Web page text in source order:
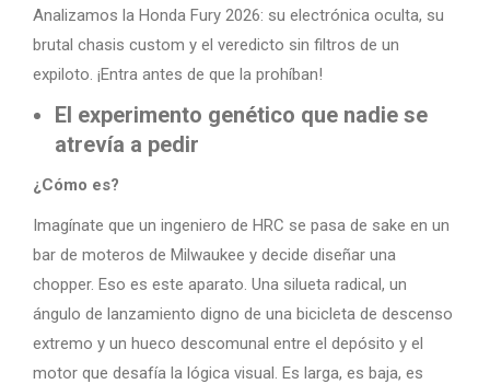
Analizamos la Honda Fury 2026: su electrónica oculta, su
brutal chasis custom y el veredicto sin filtros de un
expiloto. ¡Entra antes de que la prohíban!
El experimento genético que nadie se
atrevía a pedir
¿Cómo es?
Imagínate que un ingeniero de HRC se pasa de sake en un
bar de moteros de Milwaukee y decide diseñar una
chopper. Eso es este aparato. Una silueta radical, un
ángulo de lanzamiento digno de una bicicleta de descenso
extremo y un hueco descomunal entre el depósito y el
motor que desafía la lógica visual. Es larga, es baja, es